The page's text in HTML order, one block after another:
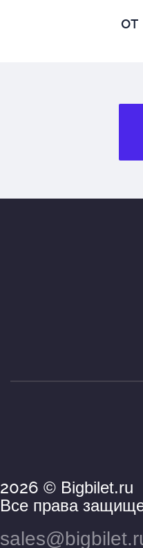
от
2026 © Bigbilet.ru
Все права